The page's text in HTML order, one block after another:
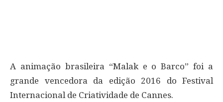
A animação brasileira “Malak e o Barco” foi a
grande vencedora da edição 2016 do Festival
Internacional de Criatividade de Cannes.